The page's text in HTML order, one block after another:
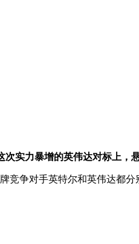
实力暴增的英伟达对标上，
争对手英特尔和英伟达都